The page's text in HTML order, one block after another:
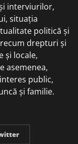
interviurilor,
situația
politică și
drepturi și
și locale,
asemenea,
public,
și familie.